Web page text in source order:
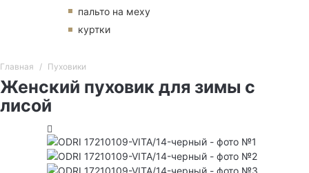
пальто на меху
куртки
Главная Пуховики
Женский пуховик для зимы с
лисой